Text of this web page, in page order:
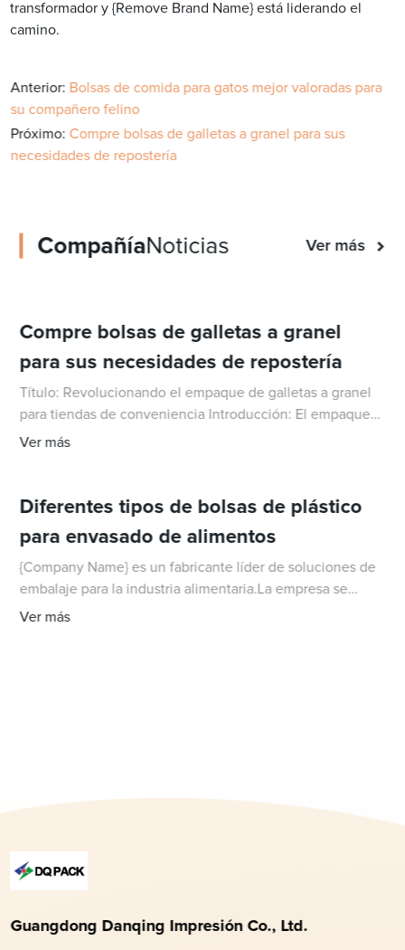
transformador y {Remove Brand Name} está liderando el
camino.
Anterior: Bolsas de comida para gatos mejor valoradas para
su compañero felino
Próximo: Compre bolsas de galletas a granel para sus
necesidades de repostería
CompañíaNoticias Ver más
Compre bolsas de galletas a granel
para sus necesidades de repostería
Título: Revolucionando el empaque de galletas a granel
para tiendas de conveniencia Introducción: El empaque
juega un papel crucial en la industria alimentaria,
Ver más
Diferentes tipos de bolsas de plástico
para envasado de alimentos
{Company Name} es un fabricante líder de soluciones de
embalaje para la industria alimentaria.La empresa se
dedica a proporcionar productos innovadores y de alta
Ver más
Guangdong Danqing Impresión Co., Ltd.